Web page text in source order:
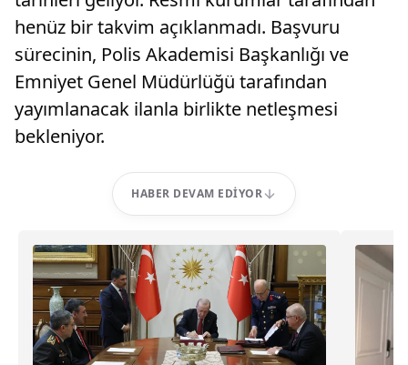
henüz bir takvim açıklanmadı. Başvuru
sürecinin, Polis Akademisi Başkanlığı ve
Emniyet Genel Müdürlüğü tarafından
yayımlanacak ilanla birlikte netleşmesi
bekleniyor.
HABER DEVAM EDIYOR